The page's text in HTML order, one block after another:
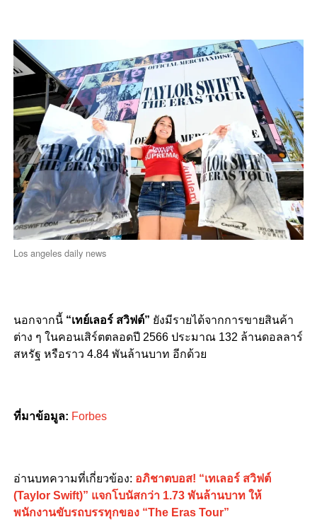
Los angeles daily news
นอกจากนี้ “เทย์เลอร์ สวิฟต์” ยังมีรายได้จากการขายสินค้า
ต่าง ๆ ในคอนเสิร์ตตลอดปี 2566 ประมาณ 132 ล้านดอลลาร์
สหรัฐ หรือราว 4.84 พันล้านบาท อีกด้วย
ที่มาข้อมูล: Forbes
อ่านบทความที่เกี่ยวข้อง: อภิชาตบอส! “เทเลอร์ สวิฟต์
(Taylor Swift)” แจกโบนัสกว่า 1.73 พันล้านบาท ให้
พนักงานขับรถบรรทุกของ “The Eras Tour”